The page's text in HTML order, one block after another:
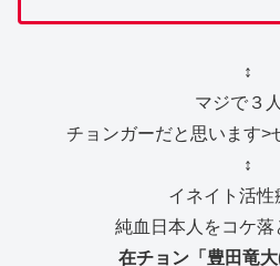
↕️
マジで３
チョンガーだと思います>
↕️
イネイト活性
純血日本人をコケ落
在チョン「豊田竜大